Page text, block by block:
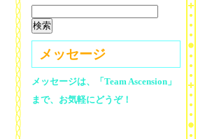
メッセージ
メッセージは、「Team Ascension」
まで、お気軽にどうぞ！